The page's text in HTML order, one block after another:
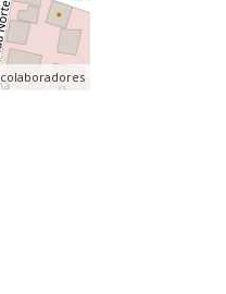
colaboradores